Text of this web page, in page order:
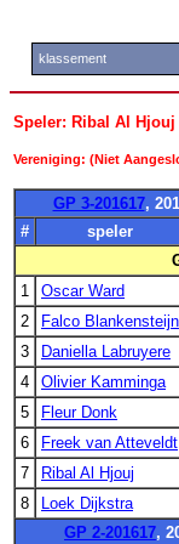
klassement
Speler: Ribal Al Hjouj
Vereniging: (Niet
GP 3-201617,
#
speler
1
Oscar Ward
2
Falco Blankensteijn
3
Daniella Labruyere
4
Olivier Kamminga
5
Fleur Donk
6
Freek van Atteveldt
7
Ribal Al Hjouj
8
Loek Dijkstra
GP 2-201617,